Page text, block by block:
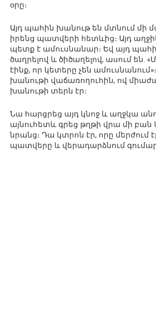
օրը։
Այդ պահին խանութ են մտնում մի
իրենց պատվերի հետևից։ Այդ
պետք է ամուսնանար։ Եվ այդ
ծաղրելով և ծիծաղելով, ասում են.
էինք, որ կետերը չեն
խանութի վաճառողուհին, ով
խանութի տերն էր։
Նա հարցրեց այդ կնոջ և աղջկա
այնուհետև գրեց թղթի վրա մի բան
նրանց։ Դա կտրոն էր, որը մերժում
պատվերը և վերադարձնում